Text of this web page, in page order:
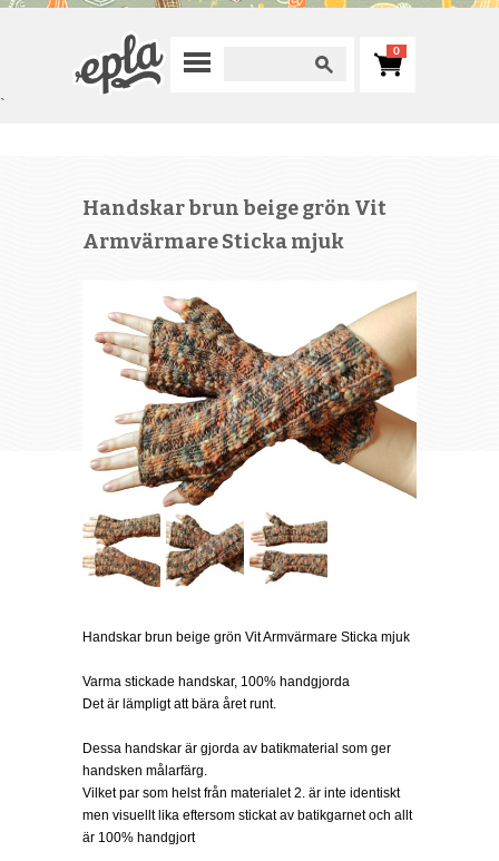
0
`
Handskar brun beige grön Vit
Armvärmare Sticka mjuk
Handskar brun beige grön Vit Armvärmare Sticka mjuk
Varma stickade handskar, 100% handgjorda
Det är lämpligt att bära året runt.
Dessa handskar är gjorda av batikmaterial som ger
handsken målarfärg.
Vilket par som helst från materialet 2. är inte identiskt
men visuellt lika eftersom stickat av batikgarnet och allt
är 100% handgjort